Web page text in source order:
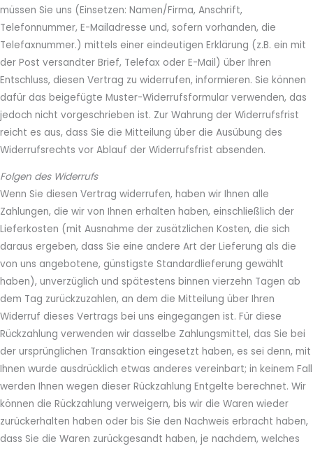
müssen Sie uns (Einsetzen: Namen/Firma, Anschrift,
Telefonnummer, E-Mailadresse und, sofern vorhanden, die
Telefaxnummer.) mittels einer eindeutigen Erklärung (z.B. ein mit
der Post versandter Brief, Telefax oder E-Mail) über Ihren
Entschluss, diesen Vertrag zu widerrufen, informieren. Sie können
dafür das beigefügte Muster-Widerrufsformular verwenden, das
jedoch nicht vorgeschrieben ist. Zur Wahrung der Widerrufsfrist
reicht es aus, dass Sie die Mitteilung über die Ausübung des
Widerrufsrechts vor Ablauf der Widerrufsfrist absenden.
Folgen des Widerrufs
Wenn Sie diesen Vertrag widerrufen, haben wir Ihnen alle
Zahlungen, die wir von Ihnen erhalten haben, einschließlich der
Lieferkosten (mit Ausnahme der zusätzlichen Kosten, die sich
daraus ergeben, dass Sie eine andere Art der Lieferung als die
von uns angebotene, günstigste Standardlieferung gewählt
haben), unverzüglich und spätestens binnen vierzehn Tagen ab
dem Tag zurückzuzahlen, an dem die Mitteilung über Ihren
Widerruf dieses Vertrags bei uns eingegangen ist. Für diese
Rückzahlung verwenden wir dasselbe Zahlungsmittel, das Sie bei
der ursprünglichen Transaktion eingesetzt haben, es sei denn, mit
Ihnen wurde ausdrücklich etwas anderes vereinbart; in keinem Fall
werden Ihnen wegen dieser Rückzahlung Entgelte berechnet. Wir
können die Rückzahlung verweigern, bis wir die Waren wieder
zurückerhalten haben oder bis Sie den Nachweis erbracht haben,
dass Sie die Waren zurückgesandt haben, je nachdem, welches